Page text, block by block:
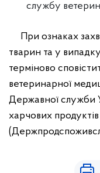
службу
При ознаках
тварин та у
терміново
ветеринарної
Державної служби
харчових